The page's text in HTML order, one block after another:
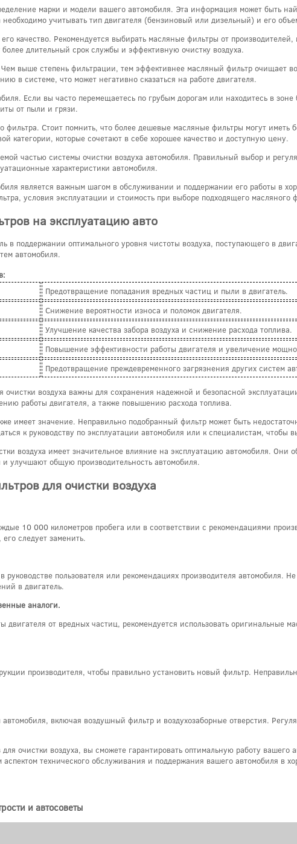
марки и модели вашего автомобиля. Эта информация может быть
учитывать тип двигателя (бензиновый или дизельный) и его
качество. Рекомендуется выбирать масляные фильтры от
длительный срок службы и эффективную очистку воздуха.
выше степень фильтрации, тем эффективнее масляный фильтр очищает
в системе, что может негативно сказаться на работе двигателя.
Если вы часто перемещаетесь по грубым дорогам или находитесь в зоне
от пыли и грязи.
Стоит помнить, что более дешевые масляные фильтры могут иметь
категории, которые сочетают в себе хорошее качество и доступную цену.
частью системы очистки воздуха автомобиля. Правильный выбор и
характеристики автомобиля.
является важным шагом в обслуживании и поддержании его работы в
условия эксплуатации и стоимость при выборе подходящего масляного
на эксплуатацию авто
поддержании оптимального уровня чистоты воздуха, поступающего в
автомобиля.
Предотвращение попадания вредных частиц и пыли в двигатель.
Снижение вероятности износа и поломок двигателя.
Улучшение качества забора воздуха и снижение расхода топлива.
Повышение эффективности работы двигателя и увеличение
Предотвращение преждевременного загрязнения других систем
воздуха важны для сохранения надежной и безопасной
работы двигателя, а также повышению расхода топлива.
имеет значение. Неправильно подобранный фильтр может быть
к руководству по эксплуатации автомобиля или к специалистам, чтобы
воздуха имеет значительное влияние на эксплуатацию автомобиля. Они
улучшают общую производительность автомобиля.
для очистки воздуха
10 000 километров пробега или в соответствии с рекомендациями
следует заменить.
пользователя или рекомендациях производителя автомобиля.
в двигатель.
аналоги.
от вредных частиц, рекомендуется использовать оригинальные
производителя, чтобы правильно установить новый фильтр.
включая воздушный фильтр и воздухозаборные отверстия.
очистки воздуха, вы сможете гарантировать оптимальную работу вашего
технического обслуживания и поддержания вашего автомобиля в
и автосоветы